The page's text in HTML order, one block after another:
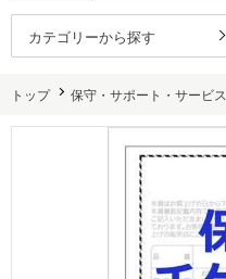
カテゴリーから探す
トップ 保守・サポート・サービス